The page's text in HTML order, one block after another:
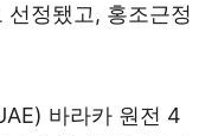
선정됐고, 홍조근정
바라카 원전 4